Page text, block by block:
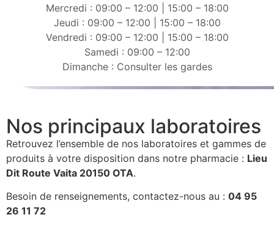
Mercredi : 09:00 – 12:00 | 15:00 – 18:00
Jeudi : 09:00 – 12:00 | 15:00 – 18:00
Vendredi : 09:00 – 12:00 | 15:00 – 18:00
Samedi : 09:00 – 12:00
Dimanche : Consulter les gardes
Nos principaux laboratoires
Retrouvez l’ensemble de nos laboratoires et gammes de
produits à votre disposition dans notre pharmacie : Lieu
Dit Route Vaita 20150 OTA.
Besoin de renseignements, contactez-nous au : 04 95
26 11 72